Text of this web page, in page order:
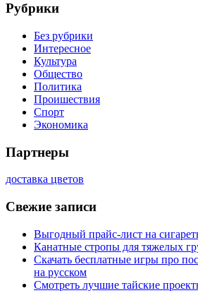
Рубрики
Без рубрики
Интересное
Культура
Общество
Политика
Проишествия
Спорт
Экономика
Партнеры
доставка цветов
Свежие записи
Выгодный прайс-лист на
Канатные стропы для тяжелых
Скачать бесплатные игры про
на русском
Смотреть лучшие тайские